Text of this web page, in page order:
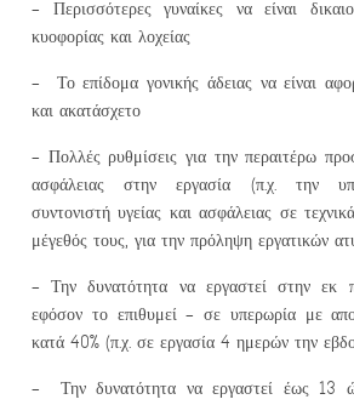
– Περισσότερες γυναίκες να είναι
κυοφορίας και λοχείας
– Το επίδομα γονικής άδειας να είναι
και ακατάσχετο
– Πολλές ρυθμίσεις για την περαιτέρω
ασφάλειας στην εργασία (π.χ. την
συντονιστή υγείας και ασφάλειας σε
μέγεθός τους, για την πρόληψη εργατικών
– Την δυνατότητα να εργαστεί στην εκ
εφόσον το επιθυμεί – σε υπερωρία με
κατά 40% (π.χ. σε εργασία 4 ημερών την
– Την δυνατότητα να εργαστεί έως 13